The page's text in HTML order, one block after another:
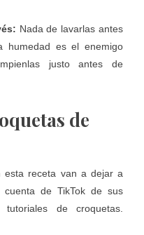
Nada de lavarlas antes
humedad es el enemigo
justo antes de
de
esta receta van a dejar a
de TikTok de sus
de croquetas.